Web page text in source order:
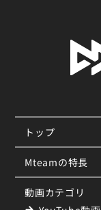
トップ
Mteamの特長
動画カテゴリ